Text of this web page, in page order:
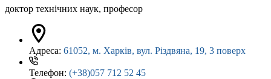
доктор технічних наук, професор
Адреса: 61052, м. Харків, вул. Різдвяна, 19, 3 поверх
Телефон: (+38)057 712 52 45